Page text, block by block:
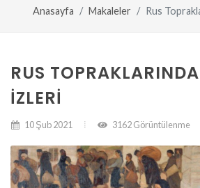
Anasayfa Makaleler Rus
RUS
İZLERI
10 Şub 2021 3162 Görüntülenme